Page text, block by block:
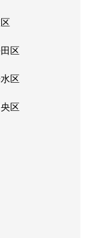
ＪＲ)
ＪＲ)
ＪＲ)
ＪＲ)
ＪＲ)
区
区
区